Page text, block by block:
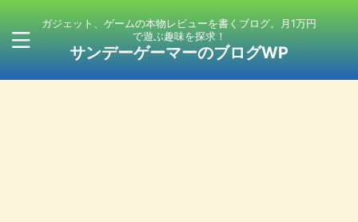
ガジェット、ゲームの本物レビューを書くブログ。月1万円
で遊ぶ趣味を探求！
サンデーゲーマーのブログWP